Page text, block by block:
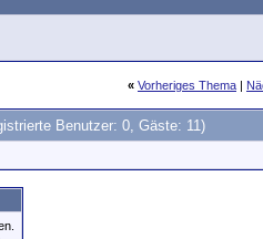
« Vorheriges Thema |
Benutzer: 0, Gäste: 11)